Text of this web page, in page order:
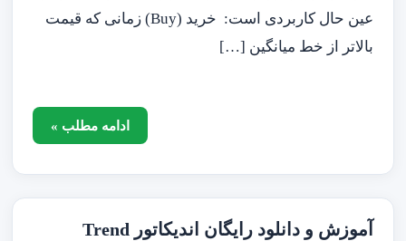
عین حال کاربردی است: خرید (Buy) زمانی که قیمت
بالاتر از خط میانگین […]
ادامه مطلب »
آموزش و دانلود رایگان اندیکاتور Trend